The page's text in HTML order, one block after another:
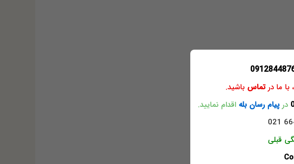
ما درتماس باشید.
درپیام رسان بله اقدام نمایید.
قبلی